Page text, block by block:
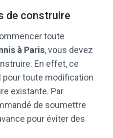
de construire
toute
à Paris, vous devez
En effet, ce
toute modification
existante. Par
de soumettre
pour éviter des